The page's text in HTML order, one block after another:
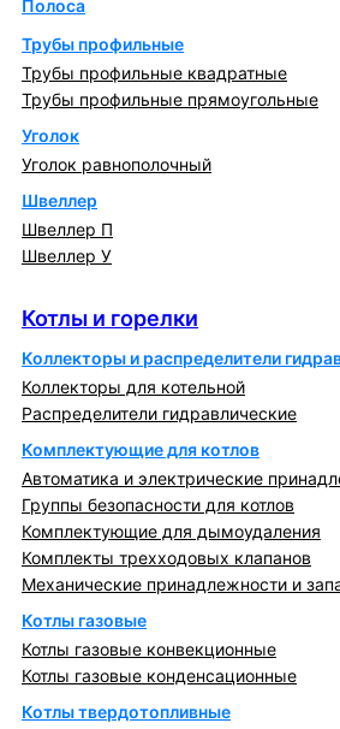
Полоса
Трубы профильные
Трубы профильные квадратные
Трубы профильные прямоугольные
Уголок
Уголок равнополочный
Швеллер
Швеллер П
Швеллер У
Котлы и горелки
Коллекторы и распределители
Коллекторы для котельной
Распределители гидравлические
Комплектующие для котлов
Автоматика и электрические
Группы безопасности для котлов
Комплектующие для дымоудаления
Комплекты трехходовых клапанов
Механические принадлежности и
Котлы газовые
Котлы газовые конвекционные
Котлы газовые конденсационные
Котлы твердотопливные